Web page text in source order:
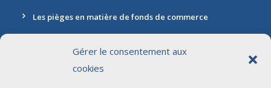
Gérer le consentement aux
cookies
Les pièges en matière de fonds de commerce